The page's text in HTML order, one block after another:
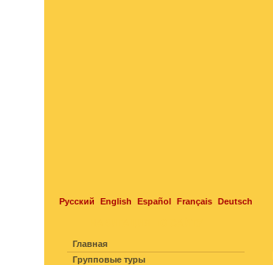
Русский English Español Français Deutsch
Главная
Групповые туры